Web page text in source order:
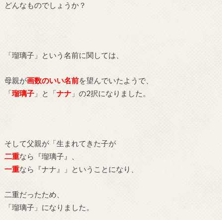
どんなものでしょうか？
「瑠璃子」という名前に関しては、
母親が画数のいい名前を望んでいたようで、
「瑠璃子」と「ナナ」の2択になりました。
そして父親が「生まれてきた子が
二重なら『瑠璃子』、
一重なら『ナナ』」ということになり、
二重だったため、
「瑠璃子」になりました。